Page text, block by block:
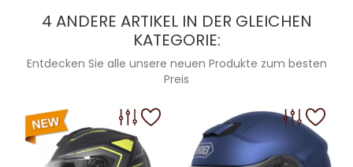
4 ANDERE ARTIKEL IN DER GLEICHEN
KATEGORIE:
Entdecken Sie alle unsere neuen Produkte zum besten
Preis